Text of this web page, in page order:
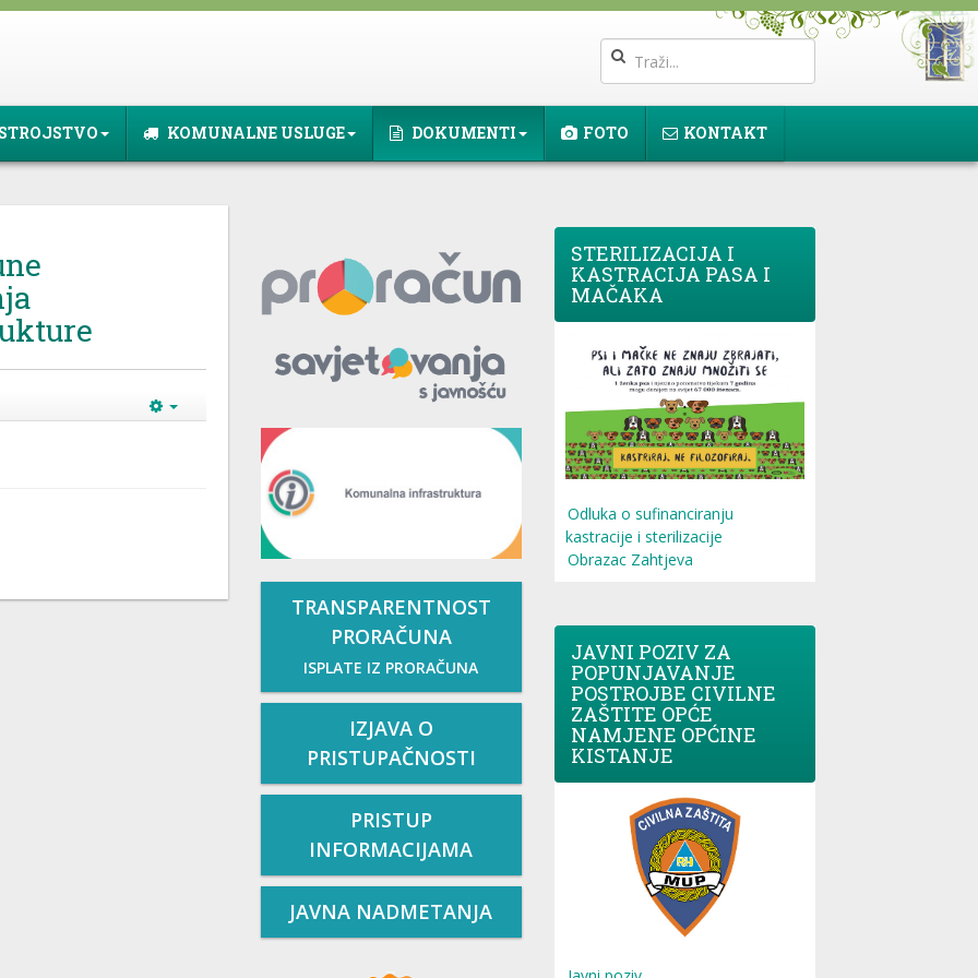
KOMUNALNE USLUGE DOKUMENTI FOTO KONTAKT
TRANSPARENTNOST
PRORAČUNA
ISPLATE IZ PRORAČUNA
IZJAVA O
PRISTUPAČNOSTI
PRISTUP
INFORMACIJAMA
JAVNA NADMETANJA
STERILIZACIJA I
KASTRACIJA PASA I
MAČAKA
Odluka o sufinanciranju
kastracije i sterilizacije
Obrazac Zahtjeva
JAVNI POZIV ZA
POPUNJAVANJE
POSTROJBE CIVILNE
ZAŠTITE OPĆE
NAMJENE OPĆINE
KISTANJE